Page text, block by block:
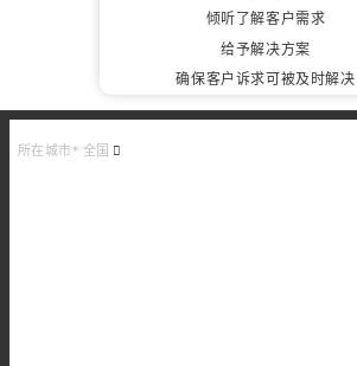
倾听了解客户需求
给予解决方案
确保客户诉求可被及时解决
所在城市* 全国